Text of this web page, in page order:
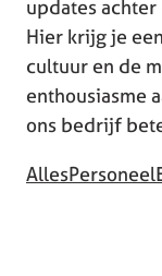
updates
Hier krijg je
cultuur en de
enthousiasme
ons bedrijf
AllesPersoneel